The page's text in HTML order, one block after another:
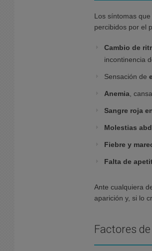
Los síntomas
percibidos por el
Cambio de
incontinencia
Sensación de
Anemia,
Sangre roja
Molestias
Fiebre y
Falta de
Ante cualquiera
aparición y, si lo
Factores